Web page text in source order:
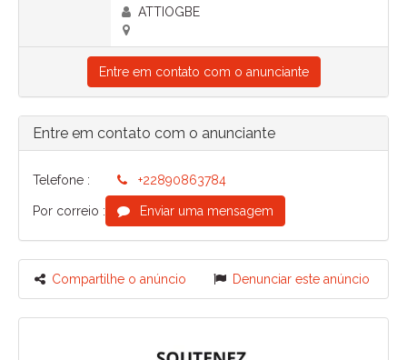
ATTIOGBE
Entre em contato com o anunciante
Entre em contato com o anunciante
Telefone : +22890863784
Por correio : Enviar uma mensagem
Compartilhe o anúncio Denunciar este anúncio